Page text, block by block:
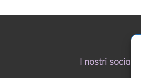
I nostri social